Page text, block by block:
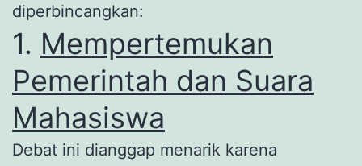
diperbincangkan:
1. Mempertemukan
Pemerintah dan Suara
Mahasiswa
Debat ini dianggap menarik karena